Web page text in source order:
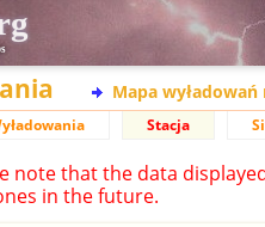
Mapa wyładowań
Stacja
note that the data
in the future.